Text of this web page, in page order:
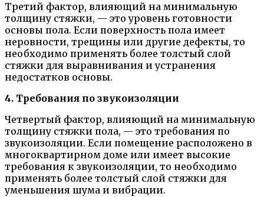
Третий фактор, влияющий на минимальную
толщину стяжки, — это уровень готовности
основы пола. Если поверхность пола имеет
неровности, трещины или другие дефекты, то
необходимо применять более толстый слой
стяжки для выравнивания и устранения
недостатков основы.
4. Требования по звукоизоляции
Четвертый фактор, влияющий на минимальную
толщину стяжки пола, — это требования по
звукоизоляции. Если помещение расположено в
многоквартирном доме или имеет высокие
требования к звукоизоляции, то необходимо
применять более толстый слой стяжки для
уменьшения шума и вибрации.